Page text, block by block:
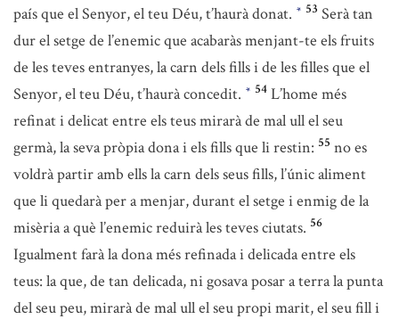
país que el Senyor, el teu Déu, t’haurà donat. * 53 Serà tan
dur el setge de l’enemic que acabaràs menjant-te els fruits
de les teves entranyes, la carn dels fills i de les filles que el
Senyor, el teu Déu, t’haurà concedit. * 54 L’home més
refinat i delicat entre els teus mirarà de mal ull el seu
germà, la seva pròpia dona i els fills que li restin: 55 no es
voldrà partir amb ells la carn dels seus fills, l’únic aliment
que li quedarà per a menjar, durant el setge i enmig de la
misèria a què l’enemic reduirà les teves ciutats. 56
Igualment farà la dona més refinada i delicada entre els
teus: la que, de tan delicada, ni gosava posar a terra la punta
del seu peu, mirarà de mal ull el seu propi marit, el seu fill i